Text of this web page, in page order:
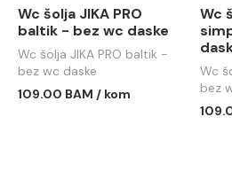
Wc šolja JIKA PRO
baltik - bez wc daske
Wc šolja JIKA PRO baltik -
bez wc daske
109.00 BAM / kom
Wc
Wc
bez